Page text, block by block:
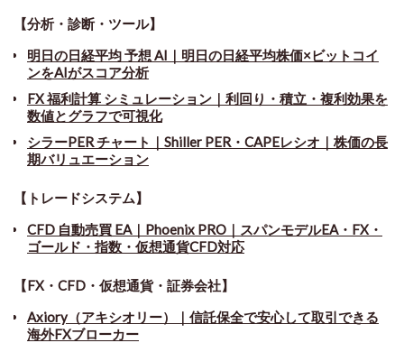
【分析・診断・ツール】
明日の日経平均 予想 AI｜明日の日経平均株価×ビットコイ
ンをAIがスコア分析
FX 福利計算 シミュレーション｜利回り・積立・複利効果を
数値とグラフで可視化
シラーPER チャート ｜ Shiller PER・CAPEレシオ｜株価の長
期バリュエーション
【トレードシステム】
CFD 自動売買 EA｜Phoenix PRO｜スパンモデルEA・FX・
ゴールド・指数・仮想通貨CFD対応
【FX・CFD・仮想通貨・証券会社】
Axiory（アキシオリー）｜信託保全で安心して取引できる
海外FXブローカー